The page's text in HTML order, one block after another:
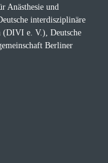
Anästhesie und
interdisziplinäre
(DIVI e. V.), Deutsche
Berliner